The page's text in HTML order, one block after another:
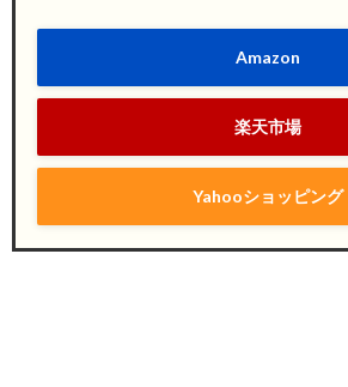
Amazon
楽天市場
Yahooショッピング